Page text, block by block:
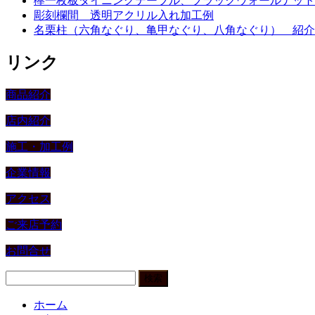
彫刻欄間 透明アクリル入れ加工例
名栗柱（六角なぐり、亀甲なぐり、八角なぐり） 紹介
リンク
商品紹介
店内紹介
施工・加工例
企業情報
アクセス
ご来店予約
お問合せ
ホーム